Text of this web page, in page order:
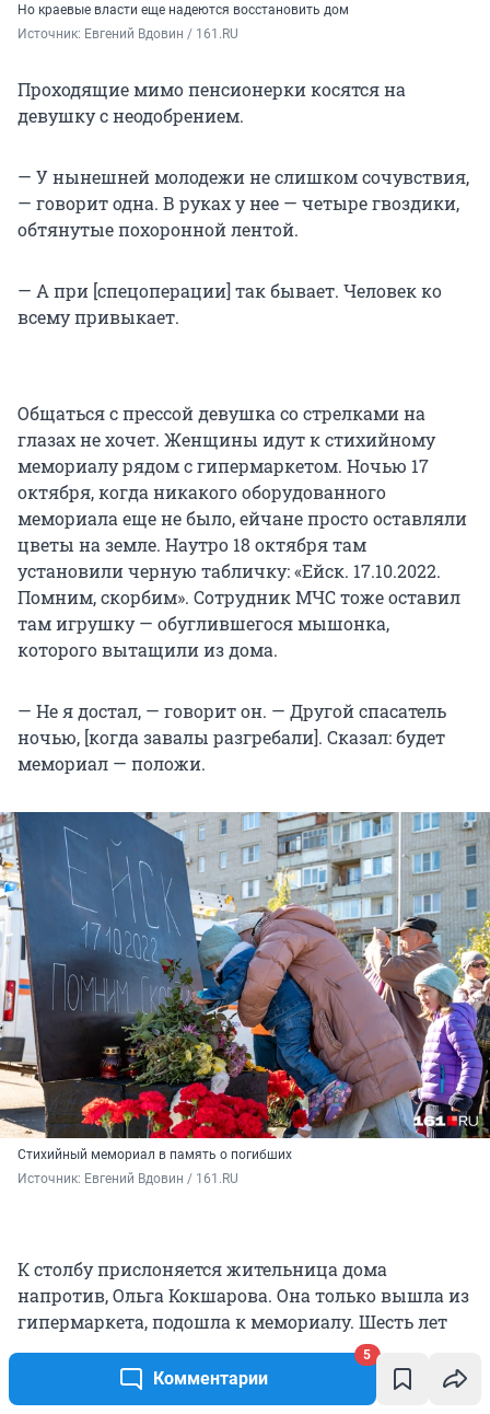
Комментарии
5
Но краевые власти еще надеются восстановить дом
Источник: Евгений Вдовин / 161.RU
Проходящие мимо пенсионерки косятся на
девушку с неодобрением.
— У нынешней молодежи не слишком сочувствия,
— говорит одна. В руках у нее — четыре гвоздики,
обтянутые похоронной лентой.
— А при [спецоперации] так бывает. Человек ко
всему привыкает.
Общаться с прессой девушка со стрелками на
глазах не хочет. Женщины идут к стихийному
мемориалу рядом с гипермаркетом. Ночью 17
октября, когда никакого оборудованного
мемориала еще не было, ейчане просто оставляли
цветы на земле. Наутро 18 октября там
установили черную табличку: «Ейск. 17.10.2022.
Помним, скорбим». Сотрудник МЧС тоже оставил
там игрушку — обуглившегося мышонка,
которого вытащили из дома.
— Не я достал, — говорит он. — Другой спасатель
ночью, [когда завалы разгребали]. Сказал: будет
мемориал — положи.
Стихийный мемориал в память о погибших
Источник: Евгений Вдовин / 161.RU
К столбу прислоняется жительница дома
напротив, Ольга Кокшарова. Она только вышла из
гипермаркета, подошла к мемориалу. Шесть лет
назад Ольга купила квартиру в этом
микрорайоне, чтобы приезжать на отдых из
родного Мурманска.